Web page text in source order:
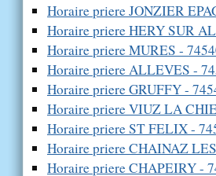
Horaire priere JONZIER
Horaire priere HERY SUR
Horaire priere MURES -
Horaire priere ALLEVES -
Horaire priere GRUFFY -
Horaire priere VIUZ LA
Horaire priere ST FELIX -
Horaire priere CHAINAZ
Horaire priere CHAPEIRY -